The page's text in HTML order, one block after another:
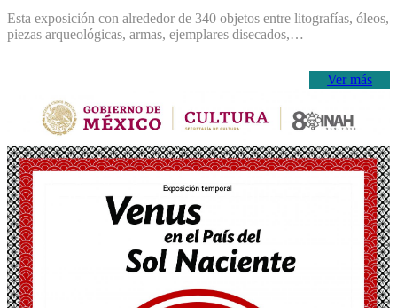
Esta exposición con alrededor de 340 objetos entre litografías, óleos,
piezas arqueológicas, armas, ejemplares disecados,…
Ver más